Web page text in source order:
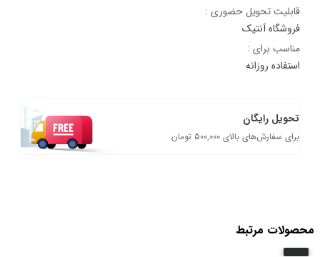
قابلیت تحویل حضوری :
فروشگاه آنتیک
مناسب برای :
استفاده روزانه
تحویل رایگان
برای سفارش‌های بالای 500,000 تومان
محصولات مرتبط